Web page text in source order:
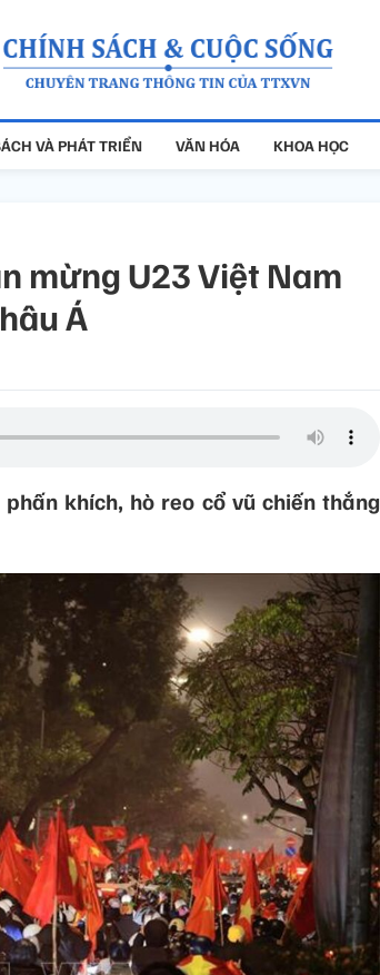
VÀ PHÁT TRIỂN VĂN HÓA KHOA HỌC
mừng U23 Việt Nam
Á
khích, hò reo cổ vũ chiến thắng